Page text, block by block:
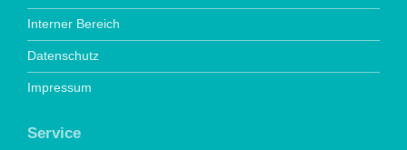
Interner Bereich
Datenschutz
Impressum
Service